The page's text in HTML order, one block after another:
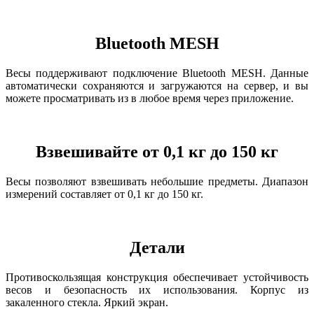
Bluetooth MESH
Весы поддерживают подключение Bluetooth MESH. Данные
автоматически сохраняются и загружаются на сервер, и вы
можете просматривать из в любое время через приложение.
Взвешивайте от 0,1 кг до 150 кг
Весы позволяют взвешивать небольшие предметы. Диапазон
измерений составляет от 0,1 кг до 150 кг.
Детали
Противоскользящая конструкция обеспечивает устойчивость
весов и безопасность их использования. Корпус из
закаленного стекла. Яркий экран.